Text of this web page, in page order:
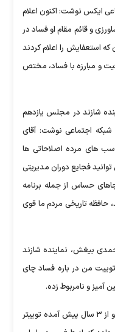
ایکس نوشت: ‌اکنون اعلام
و قائم مقام او فساد در
استعفایش را اعلام کردند
و مبارزه با فساد، مختص
شازند در مجلس یازدهم
اجتماعی نوشت: آقای
های مرده اصلاحاتی ها
فجایع دوران مدیریتی
حساس از جمله برنامه
حافظه تاریخی مردم ما قوی
بیغش، نماینده شازند
من در باره فساد چای
و نامربوط زده.
توییترش را دیدم. مثلا نماینده مردم است و از ۳ سال پیش آمده توییتر